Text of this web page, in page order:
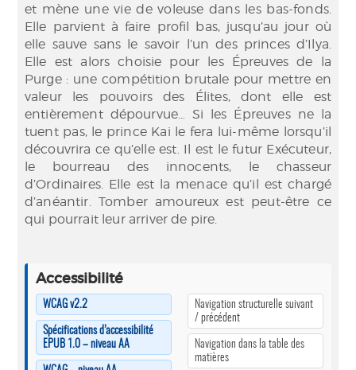
et mène une vie de voleuse dans les bas-fonds.
Elle parvient à faire profil bas, jusqu’au jour où
elle sauve sans le savoir l’un des princes d’Ilya.
Elle est alors choisie pour les Épreuves de la
Purge : une compétition brutale pour mettre en
valeur les pouvoirs des Élites, dont elle est
entièrement dépourvue… Si les Épreuves ne la
tuent pas, le prince Kai le fera lui-même lorsqu’il
découvrira ce qu’elle est. Il est le futur Exécuteur,
le bourreau des innocents, le chasseur
d’Ordinaires. Elle est la menace qu’il est chargé
d’anéantir. Tomber amoureux est peut-être ce
qui pourrait leur arriver de pire.
Accessibilité
WCAG v2.2
Spécifications d’accessibilité
EPUB 1.0 – niveau AA
Navigation structurelle suivant
/ précédent
Navigation dans la table des
matières